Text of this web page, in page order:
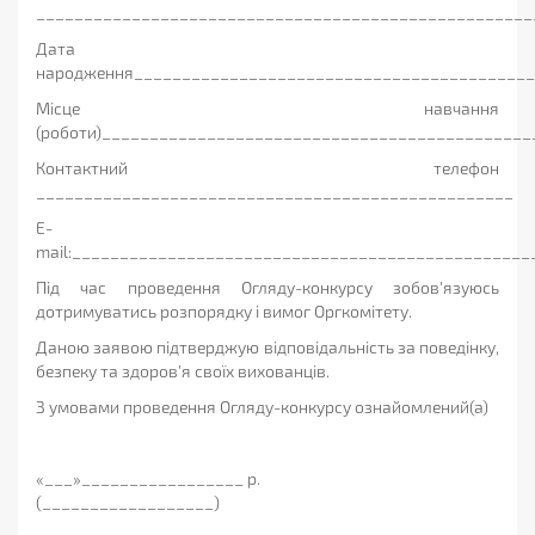
Дата
Місце навчання
Контактний телефон
Е-
Під час проведення Огляду-конкурсу зобов'язуюсь
дотримуватись розпорядку і вимог Оргкомітету.
Даною заявою підтверджую відповідальність за поведінку,
безпеку та здоров’я своїх вихованців.
З умовами проведення Огляду-конкурсу ознайомлений(а)
«___»_________________ р.
(__________________)